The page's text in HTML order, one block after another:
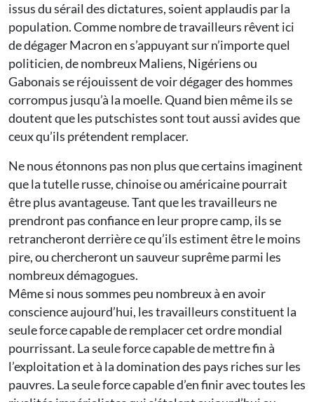
issus du sérail des dictatures, soient applaudis par la
population. Comme nombre de travailleurs rêvent ici
de dégager Macron en s’appuyant sur n’importe quel
politicien, de nombreux Maliens, Nigériens ou
Gabonais se réjouissent de voir dégager des hommes
corrompus jusqu’à la moelle. Quand bien même ils se
doutent que les putschistes sont tout aussi avides que
ceux qu’ils prétendent remplacer.
Ne nous étonnons pas non plus que certains imaginent
que la tutelle russe, chinoise ou américaine pourrait
être plus avantageuse. Tant que les travailleurs ne
prendront pas confiance en leur propre camp, ils se
retrancheront derrière ce qu’ils estiment être le moins
pire, ou chercheront un sauveur suprême parmi les
nombreux démagogues.
Même si nous sommes peu nombreux à en avoir
conscience aujourd’hui, les travailleurs constituent la
seule force capable de remplacer cet ordre mondial
pourrissant. La seule force capable de mettre fin à
l’exploitation et à la domination des pays riches sur les
pauvres. La seule force capable d’en finir avec toutes les